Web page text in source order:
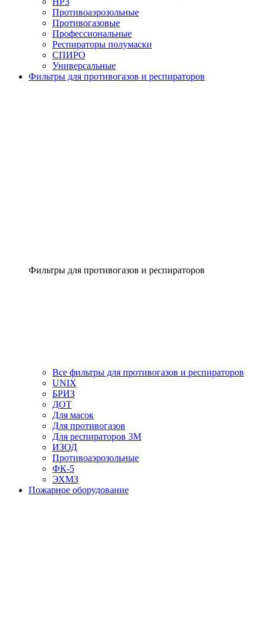
Противоаэрозольные
Противогазовые
Профессиональные
Респираторы полумаски
СПИРО
Универсальные
Фильтры для противогазов и респираторов
Фильтры для противогазов и респираторов
Все фильтры для противогазов и респираторов
UNIX
БРИЗ
ДОТ
Для масок
Для противогазов
Для респираторов 3М
ИЗОД
Противоаэрозольные
ФК-5
ЭХМЗ
Пожарное оборудование